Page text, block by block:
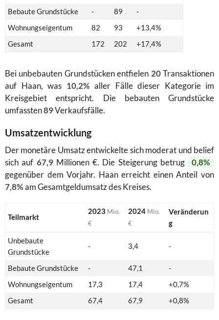
Bebaute Grundstücke
- 89
-
Wohnungseigentum
82 93
+13,4%
Gesamt
172 202 +17,4%
Bei unbebauten Grundstücken entfielen 20Transaktionen
auf Haan, was 10,2% aller Fälle dieser Kategorie im
Kreisgebiet entspricht. Die bebauten Grundstücke
umfassten89Verkaufsfälle.
Umsatzentwicklung
Der monetäre Umsatz entwickelte sich moderat und belief
sich auf 67,9Millionen €. Die Steigerung betrug
0,8%
gegenüber dem Vorjahr. Haan erreicht einen Anteil von
7,8%am Gesamtgeldumsatz des Kreises.
Teilmarkt
2023 Mio.
€
2024 Mio.
€
Veränderun
g
Unbebaute
Grundstücke
- 3,4 -
Bebaute Grundstücke - 47,1
-
Wohnungseigentum
17,3 17,4
+0,7%
Gesamt
67,4 67,9 +0,8%